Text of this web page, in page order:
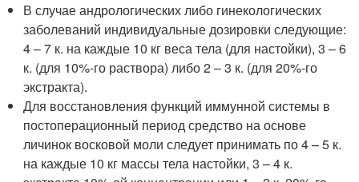
В случае андрологических либо гинекологических
заболеваний индивидуальные дозировки следующие:
4 – 7 к. на каждые 10 кг веса тела (для настойки), 3 – 6
к. (для 10%-го раствора) либо 2 – 3 к. (для 20%-го
экстракта).
Для восстановления функций иммунной системы в
постоперационный период средство на основе
личинок восковой моли следует принимать по 4 – 5 к.
на каждые 10 кг массы тела настойки, 3 – 4 к.